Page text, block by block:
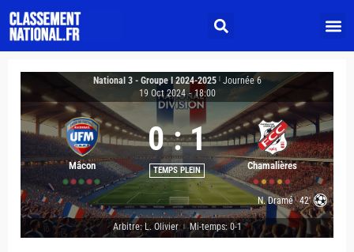
National 3 - Groupe I 2024-2025
Journée 6
19 Oct 2024 - 18:00
Mâcon
0 : 1
TEMPS PLEIN Chamalières
N. Dramé 42'
Arbitre: L. Olivier | Mi-temps: 0-1